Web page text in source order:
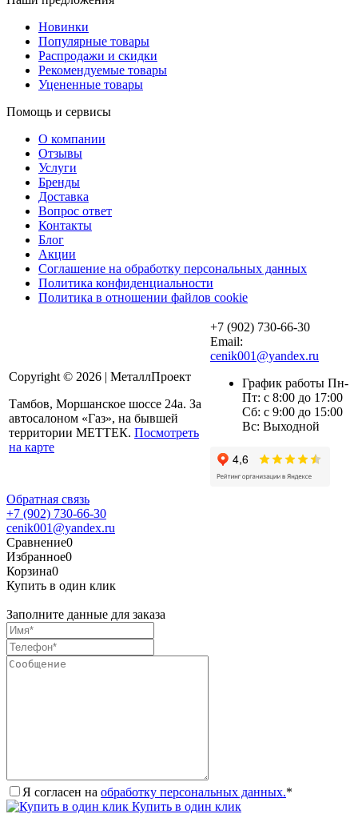
Новинки
Популярные товары
Распродажи и скидки
Рекомендуемые товары
Уцененные товары
Помощь и сервисы
О компании
Отзывы
Услуги
Бренды
Доставка
Вопрос ответ
Контакты
Блог
Акции
Соглашение на обработку персональных данных
Политика конфиденциальности
Политика в отношении файлов cookie
Copyright © 2026 | МеталлПроект
Тамбов, Моршанское шоссе 24а. За
автосалоном «Газ», на бывшей
территории МЕТТЕК. Посмотреть
на карте
+7 (902) 730-66-30
Email:
cenik001@yandex.ru
График работы Пн-
Пт: с 8:00 до 17:00
Сб: с 9:00 до 15:00
Вс: Выходной
Обратная связь
+7 (902) 730-66-30
cenik001@yandex.ru
Сравнение0
Избранное0
Корзина0
Купить в один клик
Заполните данные для заказа
Я согласен на обработку персональных данных.*
Купить в один клик